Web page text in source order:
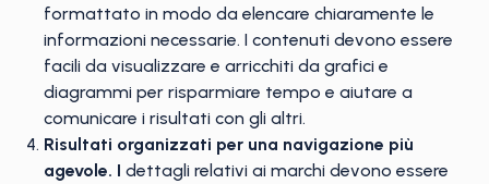
formattato in modo da elencare chiaramente le
informazioni necessarie. I contenuti devono essere
facili da visualizzare e arricchiti da grafici e
diagrammi per risparmiare tempo e aiutare a
comunicare i risultati con gli altri.
Risultati organizzati per una navigazione più
agevole. I dettagli relativi ai marchi devono essere